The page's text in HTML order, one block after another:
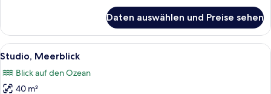
Gartenblick
Daten auswählen und Preise sehen
Alle
Fotos
für
Studio,
Ein Hotelzimmer mit zwei Betten,
9
Studio, Meerblick
Blick auf den Ozean
40 m²